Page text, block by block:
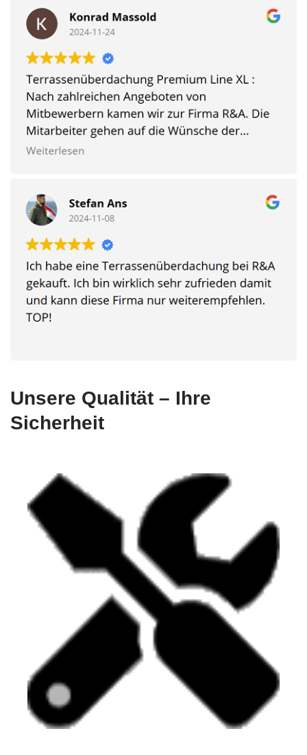
Unsere Qualität – Ihre
Sicherheit